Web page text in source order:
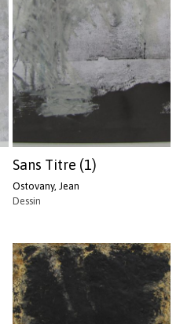
Sans Titre (1)
Ostovany, Jean
Dessin